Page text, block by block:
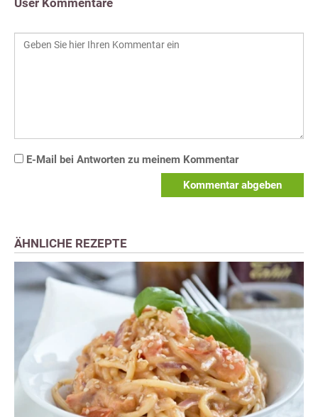
E-Mail bei Antworten zu meinem Kommentar
Kommentar abgeben
ÄHNLICHE REZEPTE